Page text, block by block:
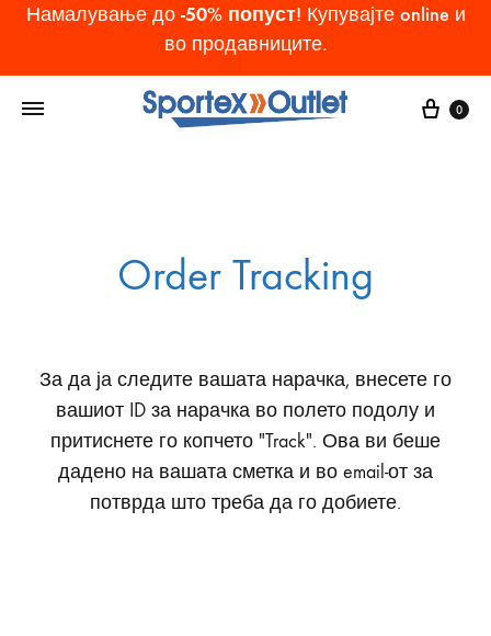
Намалување до -50% попуст! Купувајте online и
во продавниците.
Cart
0
Order Tracking
За да ја следите вашата нарачка, внесете го
вашиот ID за нарачка во полето подолу и
притиснете го копчето "Track". Ова ви беше
дадено на вашата сметка и во email-от за
потврда што треба да го добиете.